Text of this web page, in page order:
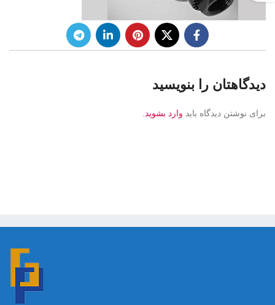
دیدگاهتان را بنویسید
برای نوشتن دیدگاه باید وارد بشوید